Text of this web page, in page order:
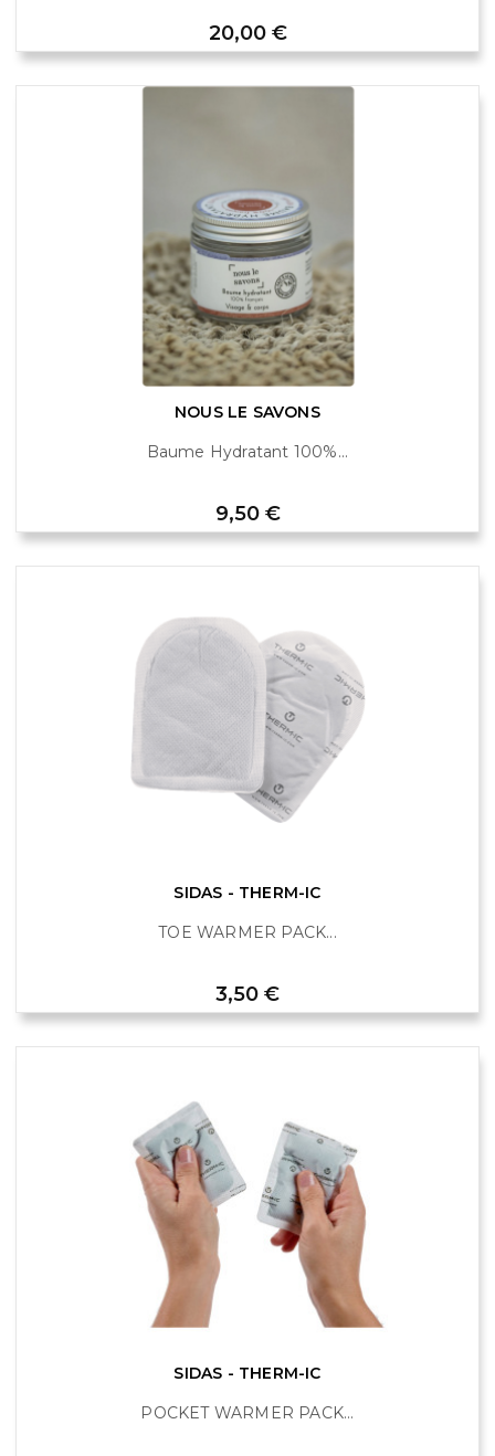
Prix
20,00 €
NOUS LE SAVONS
Baume Hydratant 100%...
Prix
9,50 €
SIDAS - THERM-IC
TOE WARMER PACK...
Prix
3,50 €
SIDAS - THERM-IC
POCKET WARMER PACK...